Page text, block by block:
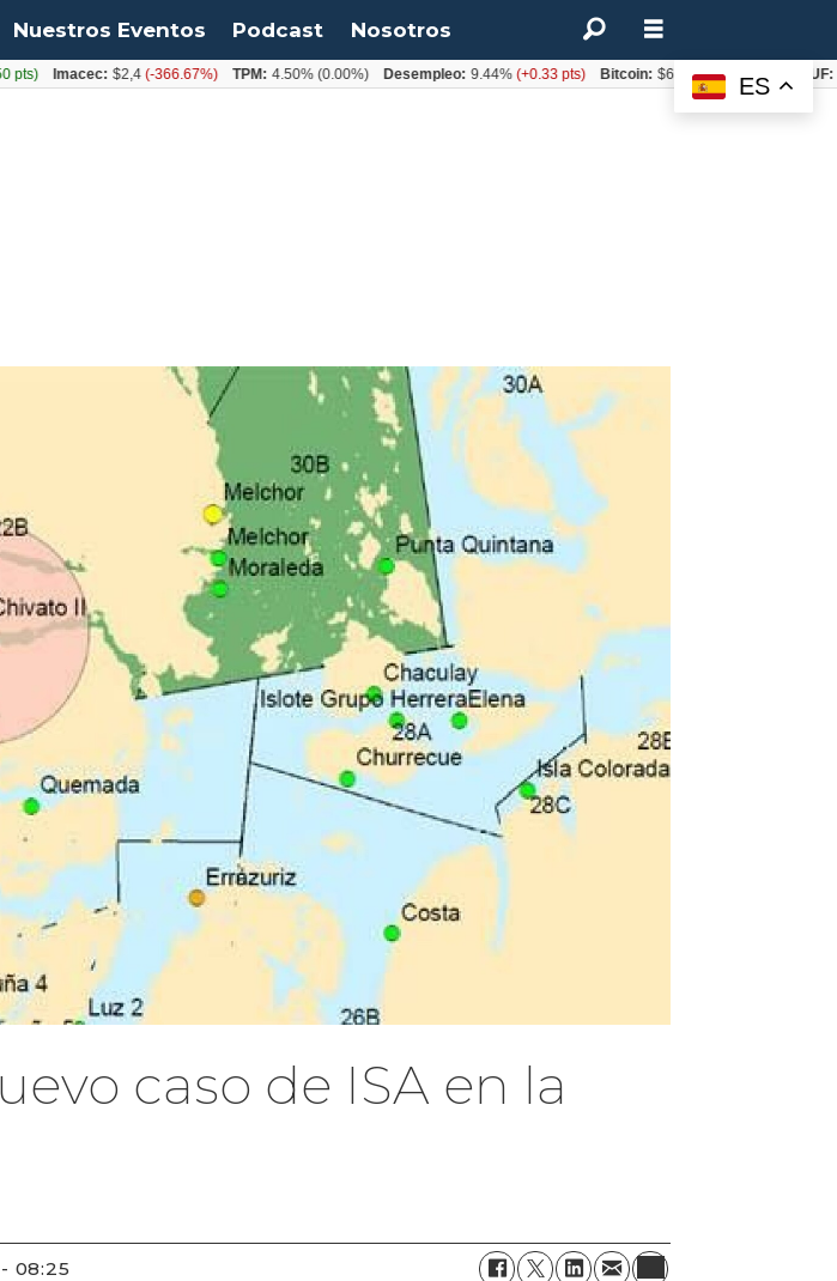
Nuestros Eventos Podcast Nosotros
caso de ISA en la
- 08:25
ES
Imacec: $2,4(-366.67%) TPM: 4.50%(0.00%) Desempleo: 9.44%(+0.33 pts) Bitcoin: $64.600,08 (+2.93%)